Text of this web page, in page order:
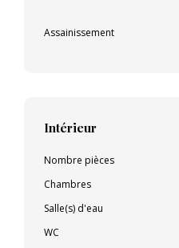
Assainissement
Intérieur
Nombre pièces
Chambres
Salle(s) d'eau
WC